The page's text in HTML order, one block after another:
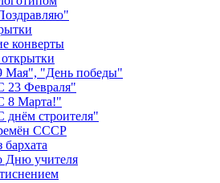
конверты
Мая", "День победы"
23 Февраля"
8 Марта!"
строителя"
СССР
Дню учителя